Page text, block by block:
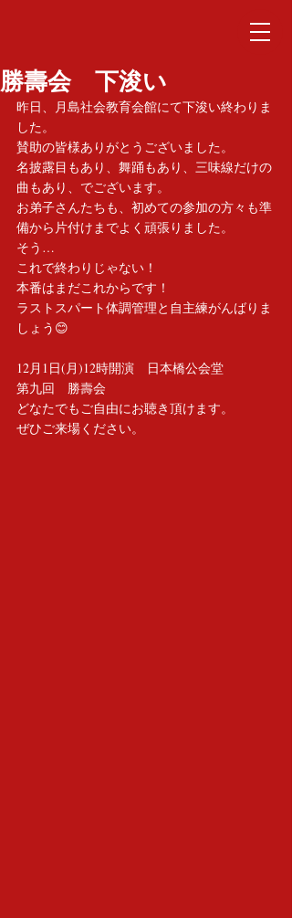
勝壽会 下浚い
昨日、月島社会教育会館にて下浚い終わりま
した。
賛助の皆様ありがとうございました。
名披露目もあり、舞踊もあり、三味線だけの
曲もあり、でございます。
お弟子さんたちも、初めての参加の方々も準
備から片付けまでよく頑張りました。
そう…
これで終わりじゃない！
本番はまだこれからです！
ラストスパート体調管理と自主練がんばりま
しょう😊
12月1日(月)12時開演　日本橋公会堂
第九回　勝壽会
どなたでもご自由にお聴き頂けます。
ぜひご来場ください。